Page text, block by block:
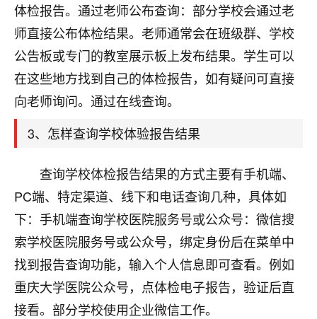
体检报告。通过老师公布查询：部分学校会通过老
师直接公布体检结果。老师通常会在班级群、学校
公告板或专门的教室展示板上发布结果。学生可以
在这些地方找到自己的体检报告，如有疑问可直接
向老师询问。通过在线查询。
3、怎样查询学校体验报告结果
查询学校体检报告结果的方式主要有手机端、
PC端、特定渠道、线下和电话查询几种，具体如
下：手机端查询学校医院服务号或公众号：微信搜
索学校医院服务号或公众号，绑定身份后在菜单中
找到报告查询功能，输入个人信息即可查看。例如
重庆大学医院公众号，点体检电子报告，验证后直
接看。部分学校使用企业微信工作。
心若莲花
我是做餐饮的，这两年，生意屡屡受挫，店开一家关
一家，要么生意不好，生意好的就出事。前些年攒的
家底快败光了，真是倒霉！我也想找人看看到底怎么
回事？
啊！
是我从找店开始都是找慧来老师跟进的，选
址、风水、还有开业日子，哪哪都看了，虽然
大环境不好，但是我家生意还可以，前几天又
刚找老师做了补财库，希望财运更好一点！
2小时前 来自海南 18
梦醒时分
我女儿高二叛逆，大半年不上学，一说她就要死要活